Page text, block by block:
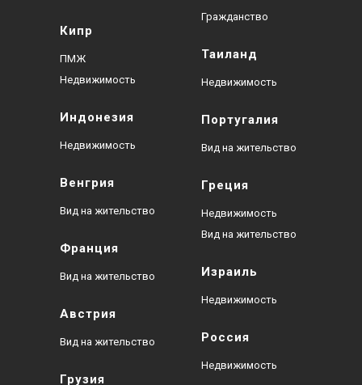
Гражданство
Кипр
ПМЖ
Недвижимость
Индонезия
Недвижимость
Таиланд
Недвижимость
Португалия
Вид на жительство
Греция
Недвижимость
Вид на жительство
Венгрия
Вид на жительство
Франция
Вид на жительство Израиль
Недвижимость
Австрия
Вид на жительство Россия
Недвижимость
Грузия